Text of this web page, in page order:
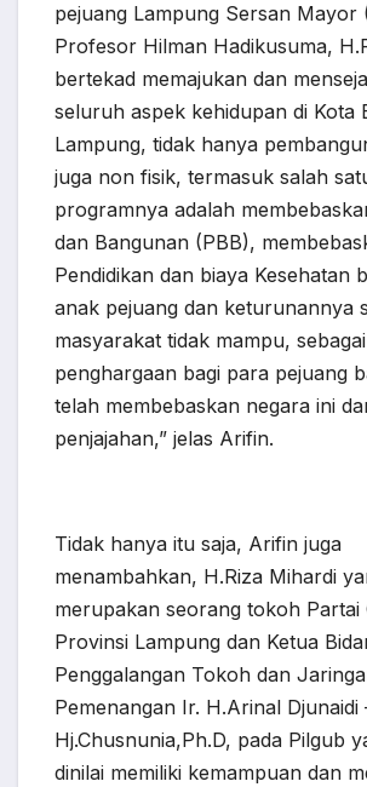
pejuang Lampung Sersan Mayor
Profesor Hilman Hadikusuma,
bertekad memajukan dan
seluruh aspek kehidupan di Kota
Lampung, tidak hanya
juga non fisik, termasuk salah
programnya adalah
dan Bangunan (PBB),
Pendidikan dan biaya Kesehatan
anak pejuang dan keturunannya
masyarakat tidak mampu,
penghargaan bagi para pejuang
telah membebaskan negara ini
penjajahan,” jelas Arifin.
Tidak hanya itu saja, Arifin juga
menambahkan, H.Riza Mihardi
merupakan seorang tokoh Partai
Provinsi Lampung dan Ketua
Penggalangan Tokoh dan
Pemenangan Ir. H.Arinal Djunaidi
Hj.Chusnunia,Ph.D, pada Pilgub
dinilai memiliki kemampuan dan